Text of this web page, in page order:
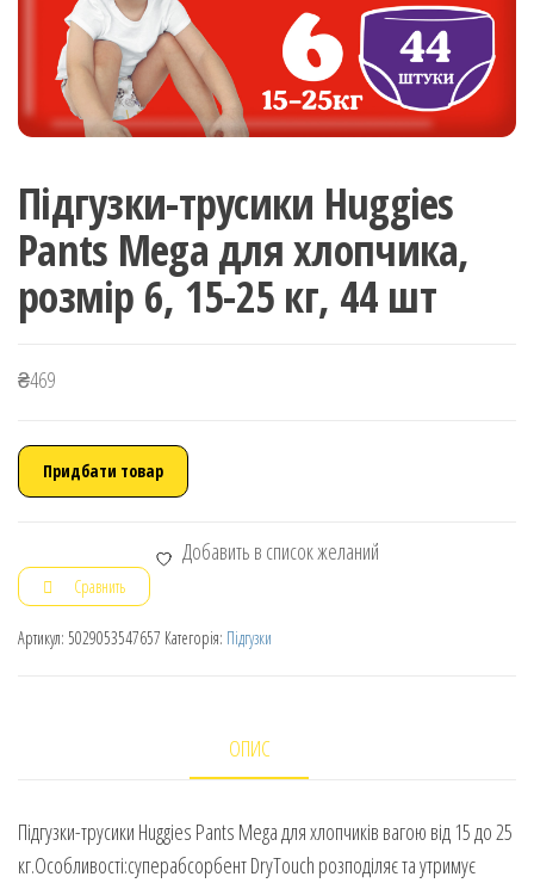
Підгузки-трусики Huggies
Pants Mega для хлопчика,
розмір 6, 15-25 кг, 44 шт
₴469
Придбати товар
Добавить в список желаний
Сравнить
Артикул: 5029053547657 Категорія: Підгузки
ОПИС
Підгузки-трусики Huggies Pants Mega для хлопчиків вагою від 15 до 25
кг.Особливості:суперабсорбент DryTouch розподіляє та утримує